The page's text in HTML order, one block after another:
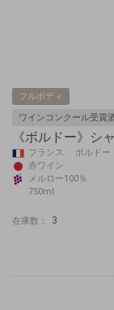
フルボディ
ワインコンクール受賞
《ボルドー》シ
フランス ボルドー
赤ワイン
メルロー100％
750ml
在庫数： 3